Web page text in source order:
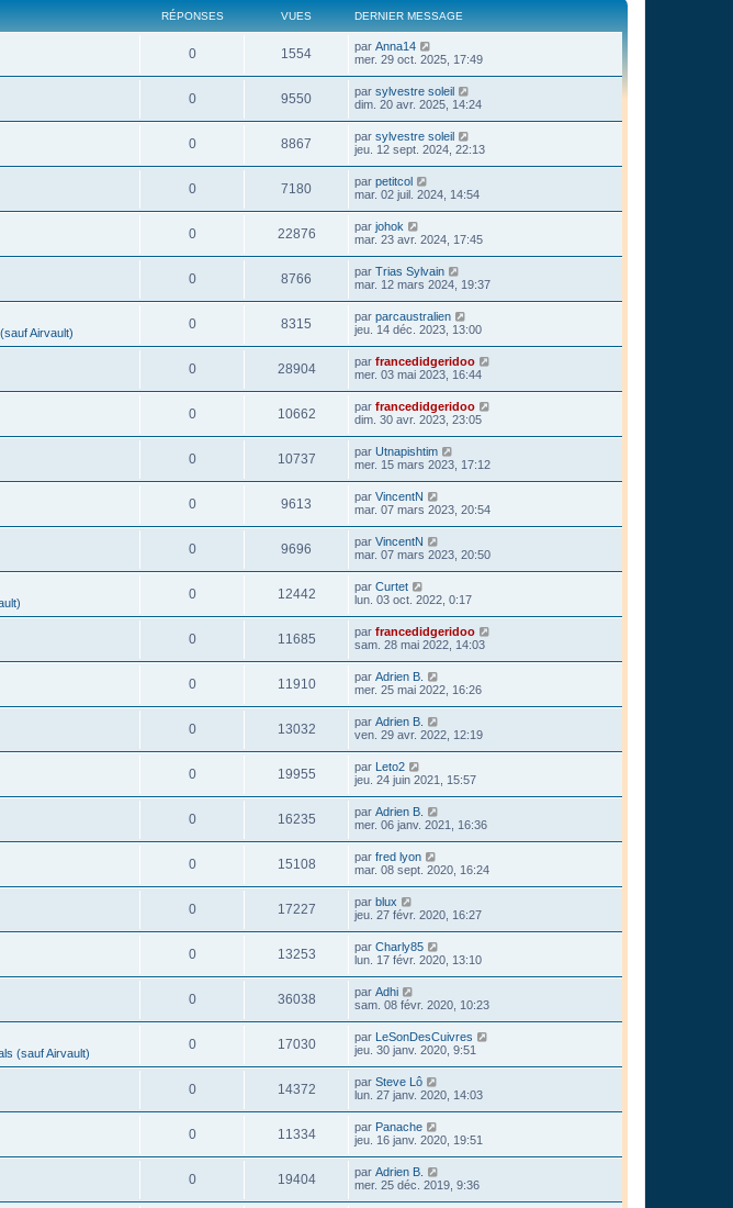
RÉPONSES VUES DERNIER MESSAGE
0 1554 par Anna14
mer. 29 oct. 2025, 17:49
0 9550 par sylvestre soleil
dim. 20 avr. 2025, 14:24
0 8867 par sylvestre soleil
jeu. 12 sept. 2024, 22:13
0 7180 par petitcol
mar. 02 juil. 2024, 14:54
0 22876 par johok
mar. 23 avr. 2024, 17:45
0 8766 par Trias Sylvain
mar. 12 mars 2024, 19:37
Airvault)
0 8315 par parcaustralien
jeu. 14 déc. 2023, 13:00
0 28904 par francedidgeridoo
mer. 03 mai 2023, 16:44
0 10662 par francedidgeridoo
dim. 30 avr. 2023, 23:05
0 10737 par Utnapishtim
mer. 15 mars 2023, 17:12
0 9613 par VincentN
mar. 07 mars 2023, 20:54
0 9696 par VincentN
mar. 07 mars 2023, 20:50
0 12442 par Curtet
lun. 03 oct. 2022, 0:17
0 11685 par francedidgeridoo
sam. 28 mai 2022, 14:03
0 11910 par Adrien B.
mer. 25 mai 2022, 16:26
0 13032 par Adrien B.
ven. 29 avr. 2022, 12:19
0 19955 par
Leto2
jeu. 24 juin 2021, 15:57
0 16235 par Adrien B.
mer. 06 janv. 2021, 16:36
0 15108 par fred lyon
mar. 08 sept. 2020, 16:24
0 17227 par blux
jeu. 27 févr. 2020, 16:27
0 13253 par Charly85
lun. 17 févr. 2020, 13:10
0 36038 par Adhi
sam. 08 févr. 2020, 10:23
(sauf Airvault)
0 17030 par
LeSonDesCuivres
jeu. 30 janv. 2020, 9:51
0 14372 par Steve Lô
lun. 27 janv. 2020, 14:03
0 11334 par Panache
jeu. 16 janv. 2020, 19:51
0 19404 par Adrien B.
mer. 25 déc. 2019, 9:36